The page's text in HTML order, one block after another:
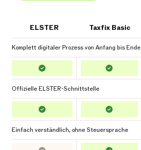
ELSTER Taxfix Basic
Komplett digitaler Prozess von Anfang bis Ende
Offizielle ELSTER-Schnittstelle
Einfach verständlich, ohne Steuersprache